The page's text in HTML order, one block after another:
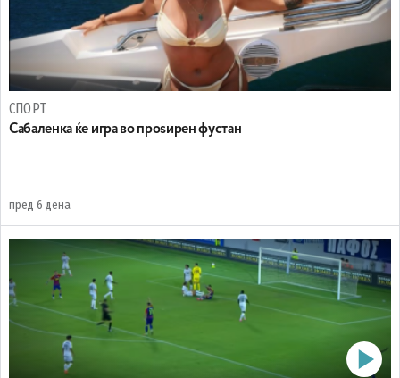
СПОРТ
Сабаленка ќе игра во проѕирен фустан
пред 6 дена